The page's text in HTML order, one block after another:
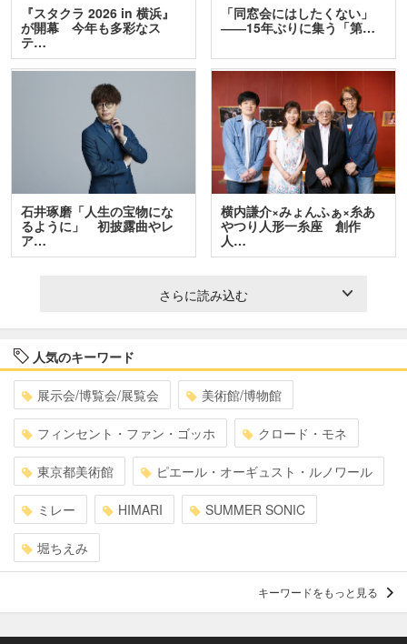
『スタクラ 2026 in 横浜』
が開幕 今年も多彩なス
テ…
「同窓会にはしたくない」
――15年ぶりに集う「第…
石井琢磨「人生の宝物にな
るように」 初披露曲やレ
ア…
横内謙介×みょんふぁ×糸あ
やつり人形一糸座 創作
人…
さらに読み込む
人気のキーワード
展示会/博覧会/展覧会 美術館/博物館
フィンセント・ファン・ゴッホ クロード・モネ
東京都美術館 ピエール・オーギュスト・ルノワール
ミレー HIMARI SUMMER SONIC
堀ちえみ
キーワードをもっと見る